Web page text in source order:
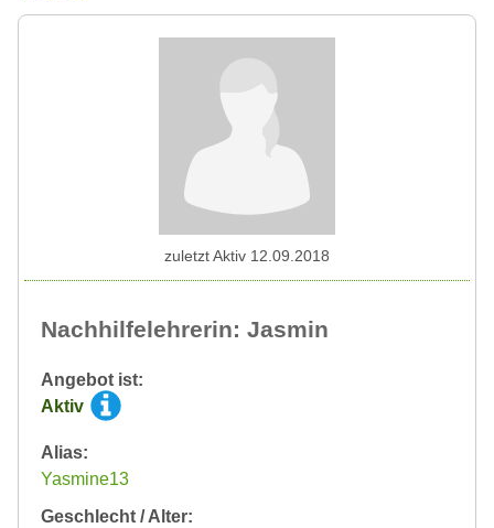
Nachhilfelehrerin: Jasmin
Angebot ist:
Aktiv
Alias:
Yasmine13
Geschlecht / Alter:
zuletzt Aktiv 12.09.2018